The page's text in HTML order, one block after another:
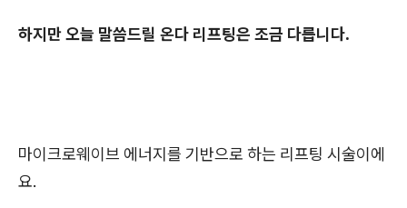
하지만 오늘 말씀드릴 온다 리프팅은 조금 다릅니다.
마이크로웨이브 에너지를 기반으로 하는 리프팅 시술이에
요.